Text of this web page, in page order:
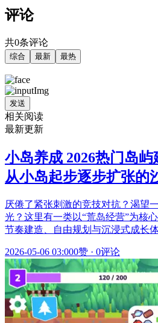
评论
共0条评论
综合 最新 最热
发送
相关阅读
最新更新
小岛养成 2026热门岛屿
从小岛起步逐步扩张的
厌倦了紧张刺激的竞技对抗？渴望
光？这里有一类以“荒岛经营”为核
节奏建造、自由规划与沉浸式成长
2026-05-06 03:000赞 · 0评论